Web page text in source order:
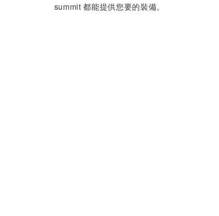
summit 都能提供您要的裝備。